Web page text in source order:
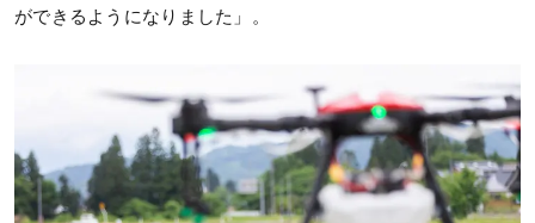
ができるようになりました」。